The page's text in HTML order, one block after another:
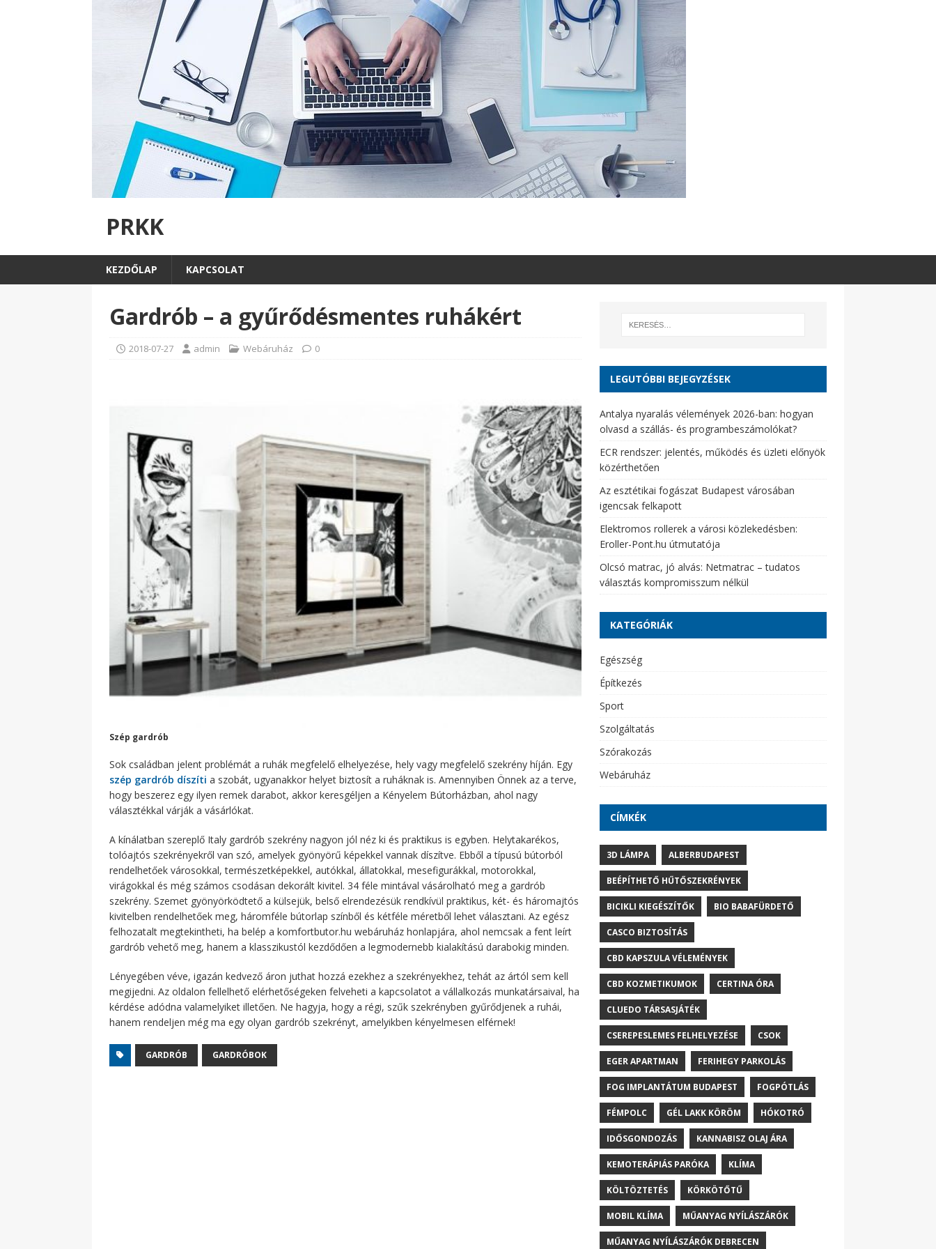
PRKK
KEZDŐLAP KAPCSOLAT
Gardrób – a gyűrődésmentes ruhákért
2018-07-27 admin Webáruház 0
Szép gardrób
Sok családban jelent problémát a ruhák megfelelő elhelyezése, hely vagy megfelelő szekrény híján. Egy
szép gardrób díszíti a szobát, ugyanakkor helyet biztosít a ruháknak is. Amennyiben Önnek az a terve,
hogy beszerez egy ilyen remek darabot, akkor keresgéljen a Kényelem Bútorházban, ahol nagy
választékkal várják a vásárlókat.
A kínálatban szereplő Italy gardrób szekrény nagyon jól néz ki és praktikus is egyben. Helytakarékos,
tolóajtós szekrényekről van szó, amelyek gyönyörű képekkel vannak díszítve. Ebből a típusú bútorból
rendelhetőek városokkal, természetképekkel, autókkal, állatokkal, mesefigurákkal, motorokkal,
virágokkal és még számos csodásan dekorált kivitel. 34 féle mintával vásárolható meg a gardrób
szekrény. Szemet gyönyörködtető a külsejük, belső elrendezésük rendkívül praktikus, két- és háromajtós
kivitelben rendelhetőek meg, háromféle bútorlap színből és kétféle méretből lehet választani. Az egész
felhozatalt megtekintheti, ha belép a komfortbutor.hu webáruház honlapjára, ahol nemcsak a fent leírt
gardrób vehető meg, hanem a klasszikustól kezdődően a legmodernebb kialakítású darabokig minden.
Lényegében véve, igazán kedvező áron juthat hozzá ezekhez a szekrényekhez, tehát az ártól sem kell
megijedni. Az oldalon fellelhető elérhetőségeken felveheti a kapcsolatot a vállalkozás munkatársaival, ha
kérdése adódna valamelyiket illetően. Ne hagyja, hogy a régi, szűk szekrényben gyűrődjenek a ruhái,
hanem rendeljen még ma egy olyan gardrób szekrényt, amelyikben kényelmesen elférnek!
GARDRÓB GARDRÓBOK
LEGUTÓBBI BEJEGYZÉSEK
Antalya nyaralás vélemények 2026-ban: hogyan
olvasd a szállás- és programbeszámolókat?
ECR rendszer: jelentés, működés és üzleti előnyök
közérthetően
Az esztétikai fogászat Budapest városában
igencsak felkapott
Elektromos rollerek a városi közlekedésben:
Eroller-Pont.hu útmutatója
Olcsó matrac, jó alvás: Netmatrac – tudatos
választás kompromisszum nélkül
KATEGÓRIÁK
Egészség
Építkezés
Sport
Szolgáltatás
Szórakozás
Webáruház
CÍMKÉK
3D LÁMPA ALBERBUDAPEST
BEÉPÍTHETŐ HŰTŐSZEKRÉNYEK
BICIKLI KIEGÉSZÍTŐK BIO BABAFÜRDETŐ
CASCO BIZTOSÍTÁS
CBD KAPSZULA VÉLEMÉNYEK
CBD KOZMETIKUMOK CERTINA ÓRA
CLUEDO TÁRSASJÁTÉK
CSEREPESLEMES FELHELYEZÉSE CSOK
EGER APARTMAN FERIHEGY PARKOLÁS
FOG IMPLANTÁTUM BUDAPEST FOGPÓTLÁS
FÉMPOLC GÉL LAKK KÖRÖM HÓKOTRÓ
IDŐSGONDOZÁS KANNABISZ OLAJ ÁRA
KEMOTERÁPIÁS PARÓKA KLÍMA
KÖLTÖZTETÉS KÖRKÖTŐTŰ
MOBIL KLÍMA MŰANYAG NYÍLÁSZÁRÓK
MŰANYAG NYÍLÁSZÁRÓK DEBRECEN